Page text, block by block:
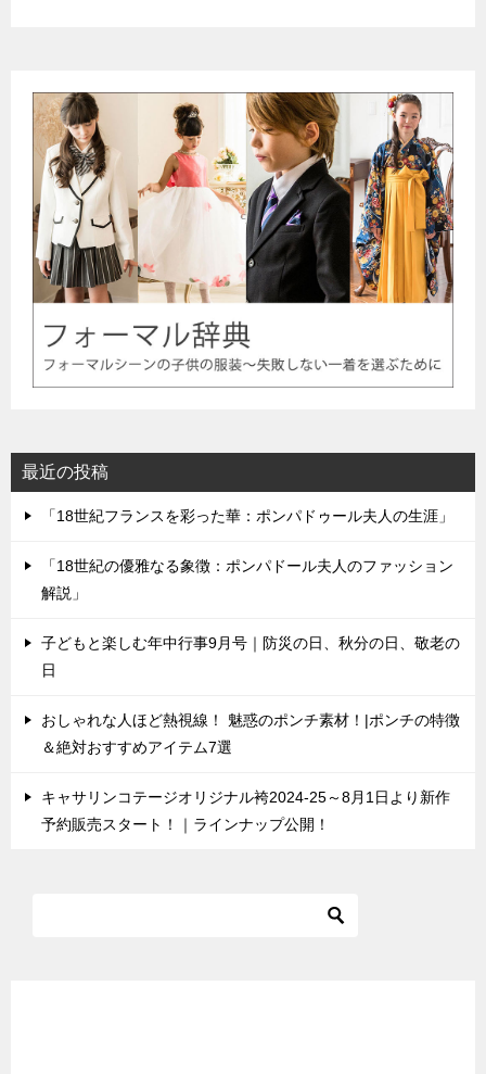
最近の投稿
「18世紀フランスを彩った華：ポンパドゥール夫人の生涯」
「18世紀の優雅なる象徴：ポンパドール夫人のファッション
解説」
子どもと楽しむ年中行事9月号｜防災の日、秋分の日、敬老の
日
おしゃれな人ほど熱視線！ 魅惑のポンチ素材！|ポンチの特徴
＆絶対おすすめアイテム7選
キャサリンコテージオリジナル袴2024-25～8月1日より新作
予約販売スタート！｜ラインナップ公開！